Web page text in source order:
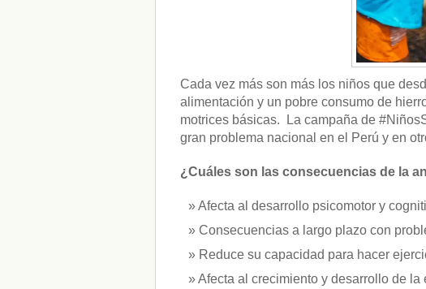
" ALT="RSS" /> SUSCRÍBETE
Cada vez más son más los niños que
alimentación y un pobre consumo de
motrices básicas. La campaña de
gran problema nacional en el Perú y en
¿Cuáles son las consecuencias de la
Afecta al desarrollo psicomotor y
Consecuencias a largo plazo con
Reduce su capacidad para hacer
Afecta al crecimiento y desarrollo de la